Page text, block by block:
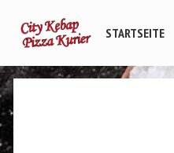
STARTSEITE